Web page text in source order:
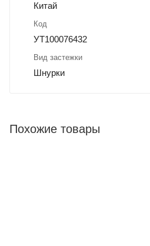
Китай
Код
УТ100076432
Вид застежки
Шнурки
Похожие товары